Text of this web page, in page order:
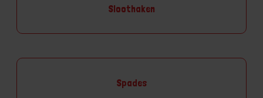
Sloothaken
Spades